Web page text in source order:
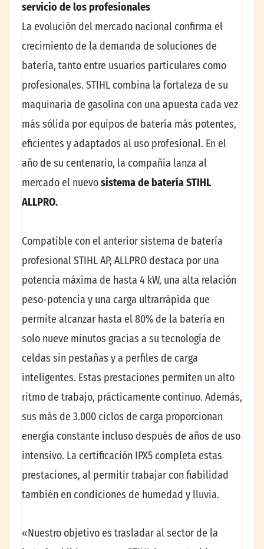
servicio de los profesionales
La evolución del mercado nacional confirma el
crecimiento de la demanda de soluciones de
batería, tanto entre usuarios particulares como
profesionales. STIHL combina la fortaleza de su
maquinaria de gasolina con una apuesta cada vez
más sólida por equipos de batería más potentes,
eficientes y adaptados al uso profesional. En el
año de su centenario, la compañía lanza al
mercado el nuevosistema de batería STIHL
ALLPRO.
Compatible con el anterior sistema de batería
profesional STIHL AP, ALLPRO destaca por una
potencia máxima de hasta 4 kW, una alta relación
peso-potencia y una carga ultrarrápida que
permite alcanzar hasta el 80% de la batería en
solo nueve minutos gracias a su tecnología de
celdas sin pestañas y a perfiles de carga
inteligentes. Estas prestaciones permiten un alto
ritmo de trabajo, prácticamente continuo. Además,
sus más de 3.000 ciclos de carga proporcionan
energía constante incluso después de años de uso
intensivo. La certificación IPX5 completa estas
prestaciones, al permitir trabajar con fiabilidad
también en condiciones de humedad y lluvia.
«Nuestro objetivo es trasladar al sector de la